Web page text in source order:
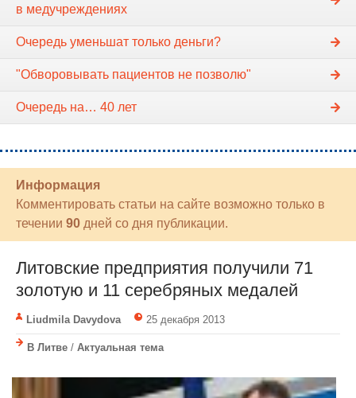
в медучреждениях
Очередь уменьшат только деньги?
"Обворовывать пациентов не позволю"
Очередь на… 40 лет
Информация
Комментировать статьи на сайте возможно только в
течении 90 дней со дня публикации.
Литовские предприятия получили 71
золотую и 11 серебряных медалей
Liudmila Davydova 25 декабря 2013
В Литве / Актуальная тема